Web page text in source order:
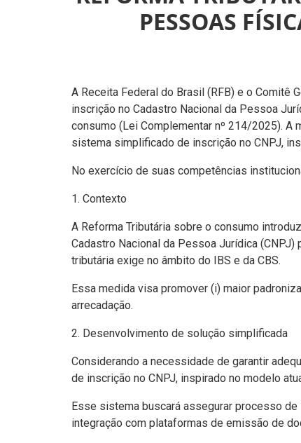
PESSOAS
A Receita Federal do Brasil (RFB) e o Comitê
inscrição no Cadastro Nacional da Pessoa
consumo (Lei Complementar nº 214/2025). A
sistema simplificado de inscrição no CNPJ,
No exercício de suas competências
1. Contexto
A Reforma Tributária sobre o consumo
Cadastro Nacional da Pessoa Jurídica
tributária exige no âmbito do IBS e da CBS.
Essa medida visa promover (i) maior
arrecadação.
2. Desenvolvimento de solução simplificada
Considerando a necessidade de garantir
de inscrição no CNPJ, inspirado no modelo
Esse sistema buscará assegurar processo
integração com plataformas de emissão de